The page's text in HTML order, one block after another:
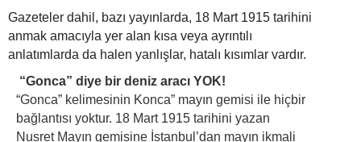
Gazeteler dahil, bazı yayınlarda, 18 Mart 1915 tarihini
anmak amacıyla yer alan kısa veya ayrıntılı
anlatımlarda da halen yanlışlar, hatalı kısımlar vardır.
“Gonca” diye bir deniz aracı YOK!
“Gonca” kelimesinin Konca” mayın gemisi ile hiçbir
bağlantısı yoktur. 18 Mart 1915 tarihini yazan
Nusret Mayın gemisine İstanbul’dan mayın ikmali